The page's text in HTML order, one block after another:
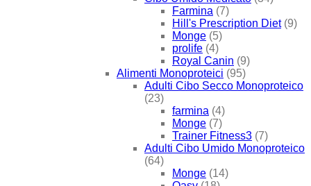
Farmina (7)
Hill's Prescription Diet (9)
Monge (5)
prolife (4)
Royal Canin (9)
Alimenti Monoproteici (95)
Adulti Cibo Secco Monoproteico
(23)
farmina (4)
Monge (7)
Trainer Fitness3 (7)
Adulti Cibo Umido Monoproteico
(64)
Monge (14)